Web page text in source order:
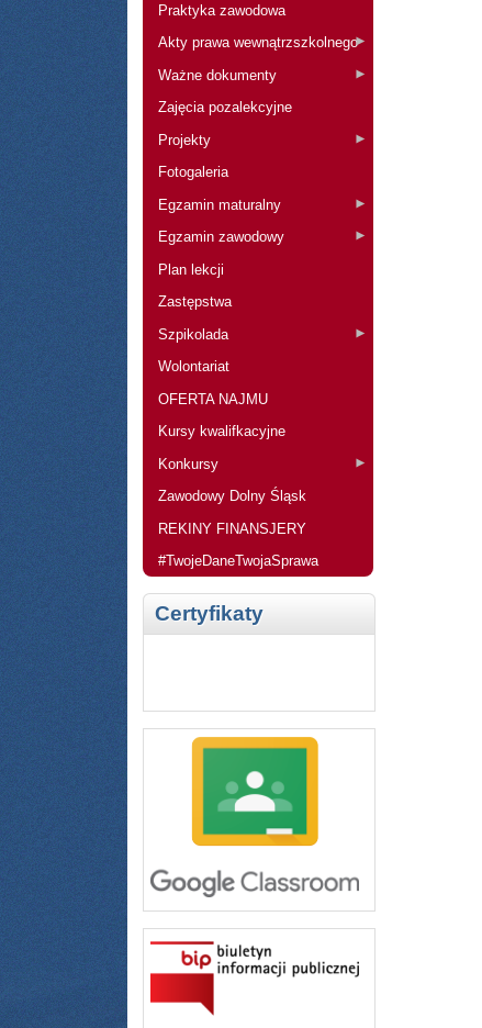
Praktyka zawodowa
Akty prawa wewnątrzszkolnego
Ważne dokumenty
Zajęcia pozalekcyjne
Projekty
Fotogaleria
Egzamin maturalny
Egzamin zawodowy
Plan lekcji
Zastępstwa
Szpikolada
Wolontariat
OFERTA NAJMU
Kursy kwalifkacyjne
Konkursy
Zawodowy Dolny Śląsk
REKINY FINANSJERY
#TwojeDaneTwojaSprawa
Certyfikaty